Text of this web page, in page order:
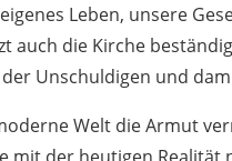
Leben, unsere
auch die Kirche
Unschuldigen und
Welt die Armut